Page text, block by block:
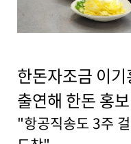
을
공
합
한돈자조금 이
출연해 한돈 홍
"항공직송도 3주